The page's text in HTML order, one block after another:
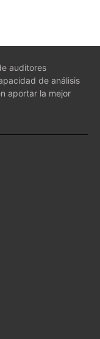
auditores
de análisis
aportar la mejor